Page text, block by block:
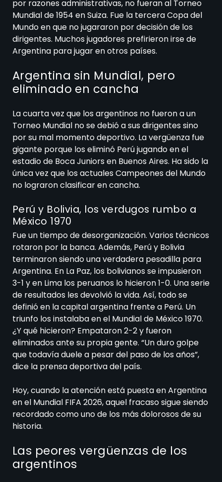
por razones administrativas, no fueran al Torneo
Mundial de 1954 en Suiza. Fue la tercera Copa del
Mundo en que no jugararon por decisión de los
dirigentes. Muchos jugadores prefirieron irse de
Argentina para jugar en otros países.
Argentina sin Mundial, pero
eliminado en cancha
La cuarta vez que los argentinos no fueron a un
Torneo Mundial no se debió a sus dirigentes sino
por su mal momento deportivo. La vergüenza fue
gigante porque los eliminó Perú jugando en el
estadio de Boca Juniors en Buenos Aires. Ha sido la
única vez que los actuales Campeones del Mundo
no lograron clasificar en cancha.
Perú y Bolivia, los verdugos rumbo a
México 1970
Fue un tiempo de desorganización. Varios técnicos
rotaron por la banca. Además, Perú y Bolivia
terminaron siendo una verdadera pesadilla para
Argentina. En La Paz, los bolivianos se impusieron
3-1 y en Lima los peruanos lo hicieron 1-0. Una serie
de resultados les devolvió la vida. Así, todo se
definió en la capital argentina frente a Perú. Un
triunfo los instalaba en el Mundial de México 1970.
¿Y qué hicieron? Empataron 2-2 y fueron
eliminados ante su propia gente. “Un duro golpe
que todavía duele a pesar del paso de los años”,
dice la prensa deportiva del país.
Hoy, cuando la atención está puesta en Argentina
en el Mundial FIFA 2026, aquel fracaso sigue siendo
recordado como uno de los más dolorosos de su
historia.
Las peores vergüenzas de los
argentinos